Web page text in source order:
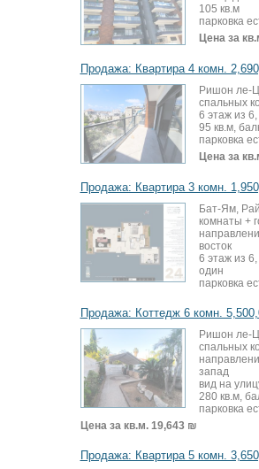
105 кв.м
парковка
Цена за
Продажа: Квартира 4 комн.
Ришон ле-
спальных
6 этаж из
95 кв.м,
парковка
Цена за
Продажа: Квартира 3 комн.
Бат-Ям,
комнаты +
восток
6 этаж из
один
парковка
Продажа: Коттедж 6 комн.
Ришон ле-
спальных
запад
вид на
280 кв.м,
парковка
Цена за кв.м. 19,643 ₪
Продажа: Квартира 5 комн.